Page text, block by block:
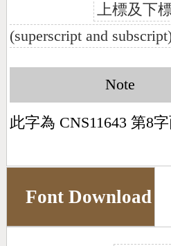
上標及下
(superscript and
Note
此字為 CNS11643 第8
Font Download